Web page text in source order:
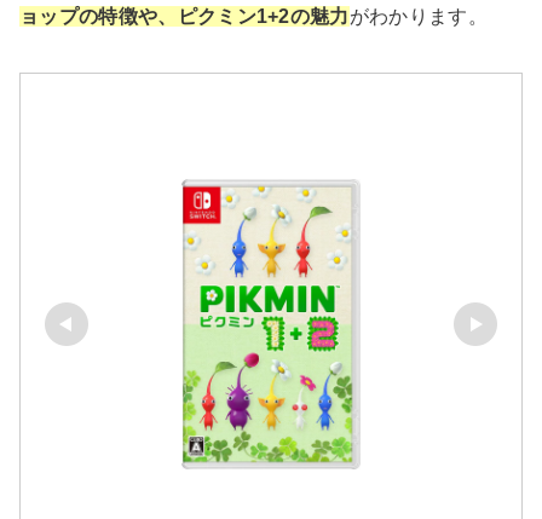
ョップの特徴や、ピクミン1+2の魅力がわかります。